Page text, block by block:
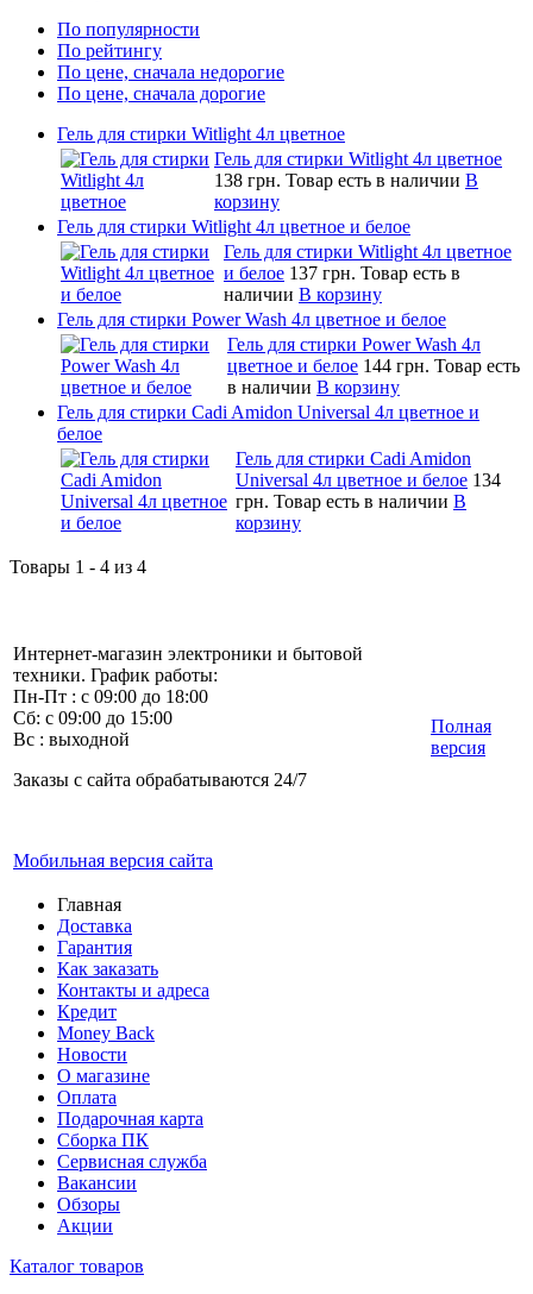
По популярности
По рейтингу
По цене, сначала недорогие
По цене, сначала дорогие
Гель для стирки Witlight 4л цветное
Гель для стирки Witlight 4л цветное
138 грн. Товар есть в наличии В
корзину
Гель для стирки Witlight 4л цветное и белое
Гель для стирки Witlight 4л цветное
и белое 137 грн. Товар есть в
наличии В корзину
Гель для стирки Power Wash 4л цветное и белое
Гель для стирки Power Wash 4л
цветное и белое 144 грн. Товар есть
в наличии В корзину
Гель для стирки Cadi Amidon Universal 4л цветное и
белое
Гель для стирки Cadi Amidon
Universal 4л цветное и белое 134
грн. Товар есть в наличии В
корзину
Товары 1 - 4 из 4
Интернет-магазин электроники и бытовой
техники. График работы:
Пн-Пт : с 09:00 до 18:00
Сб: с 09:00 до 15:00
Вс : выходной
Заказы с сайта обрабатываются 24/7
Мобильная версия сайта
Полная
версия
Главная
Доставка
Гарантия
Как заказать
Контакты и адреса
Кредит
Money Back
Новости
О магазине
Оплата
Подарочная карта
Сборка ПК
Сервисная служба
Вакансии
Обзоры
Акции
Каталог товаров